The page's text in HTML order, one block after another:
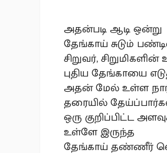
அதன்படி ஆடி ஒன்று
தேங்காய் சுடும்
சிறுவர்,
புதிய தேங்காயை
அதன் மேல் உள்ள
தரையில்
ஒரு குறிப்பிட்ட
உள்ளே இருந்த
தேங்காய் தண்ணீர்